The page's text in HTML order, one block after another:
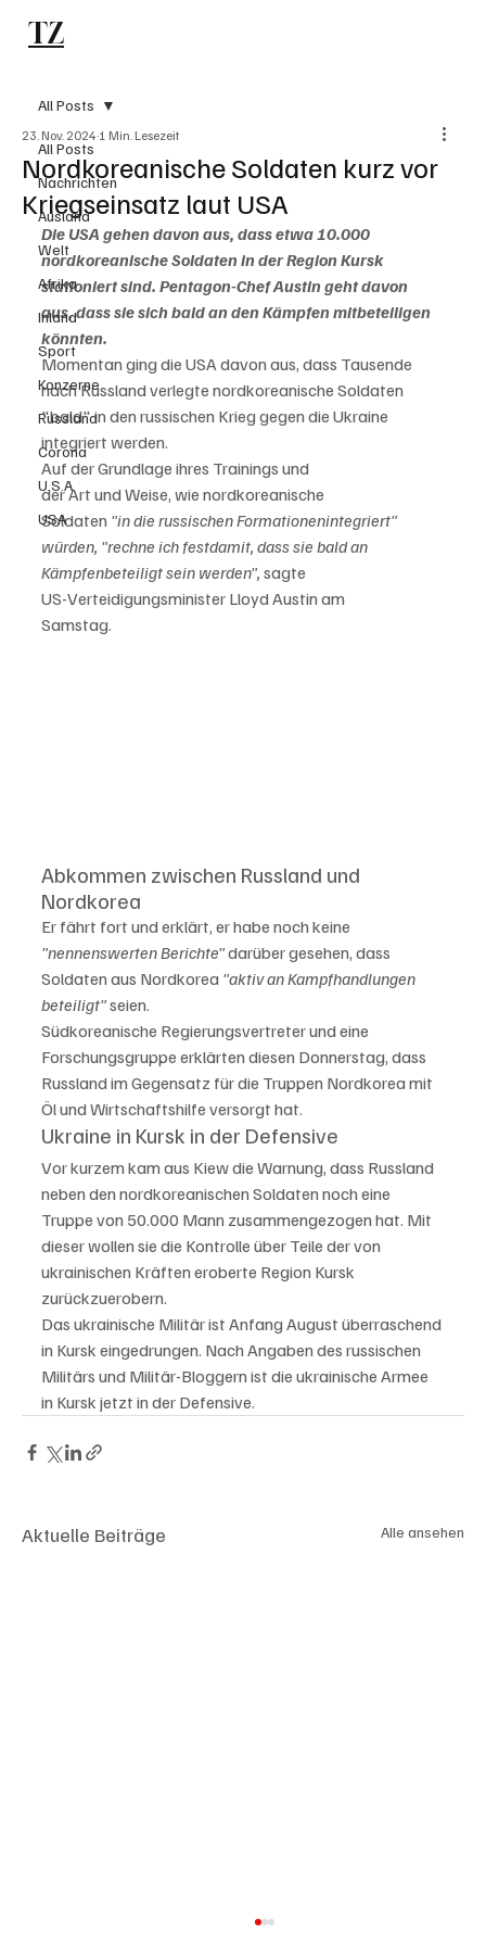
TZ
All Posts
Nachrichten
Ausland
Welt
Afrika
Inland
Sport
Konzerne
Russland
Corona
U.S.A
USA
All Posts
Nordkoreanische Soldaten kurz vor
Kriegseinsatz laut USA
23. Nov. 2024 1 Min. Lesezeit
Die USA gehen davon aus, dass etwa 10.000
nordkoreanische Soldaten in der Region Kursk
stationiert sind. Pentagon-Chef Austin geht davon
aus, dass sie sich bald an den Kämpfen mitbeteiligen
könnten.
Momentan ging die USA davon aus, dass Tausende
nach Russland verlegte nordkoreanische Soldaten
"bald" in den russischen Krieg gegen die Ukraine
integriert werden.
Auf der Grundlage ihres Trainings und
der Art und Weise, wie nordkoreanische
Soldaten "in die russischen Formationenintegriert"
würden, "rechne ich festdamit, dass sie bald an
Kämpfenbeteiligt sein werden", sagte
US-Verteidigungsminister Lloyd Austin am
Samstag.
Abkommen zwischen Russland und
Nordkorea
Er fährt fort und erklärt, er habe noch keine
"nennenswerten Berichte" darüber gesehen, dass
Soldaten aus Nordkorea "aktiv an Kampfhandlungen
beteiligt" seien.
Südkoreanische Regierungsvertreter und eine
Forschungsgruppe erklärten diesen Donnerstag, dass
Russland im Gegensatz für die Truppen Nordkorea mit
Öl und Wirtschaftshilfe versorgt hat.
Ukraine in Kursk in der Defensive
Vor kurzem kam aus Kiew die Warnung, dass Russland
neben den nordkoreanischen Soldaten noch eine
Truppe von 50.000 Mann zusammengezogen hat. Mit
dieser wollen sie die Kontrolle über Teile der von
ukrainischen Kräften eroberte Region Kursk
zurückzuerobern.
Das ukrainische Militär ist Anfang August überraschend
in Kursk eingedrungen. Nach Angaben des russischen
Militärs und Militär-Bloggern ist die ukrainische Armee
in Kursk jetzt in der Defensive.
Aktuelle Beiträge Alle ansehen